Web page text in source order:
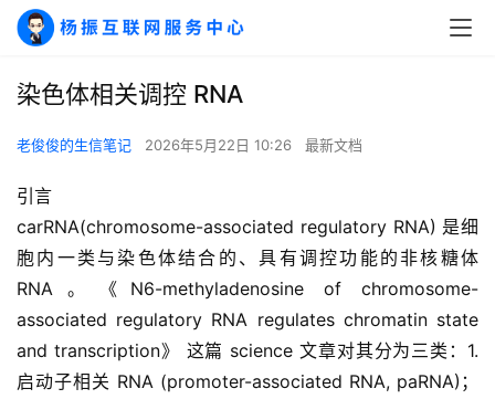
染色体相关调控 RNA
老俊俊的生信笔记 2026年5月22日 10:26 最新文档
引言
carRNA(chromosome-associated regulatory RNA) 是细
胞内一类与染色体结合的、具有调控功能的非核糖体
RNA。《N6-methyladenosine of chromosome-
associated regulatory RNA regulates chromatin state
and transcription》 这篇 science 文章对其分为三类：1.
启动子相关 RNA (promoter-associated RNA, paRNA)；